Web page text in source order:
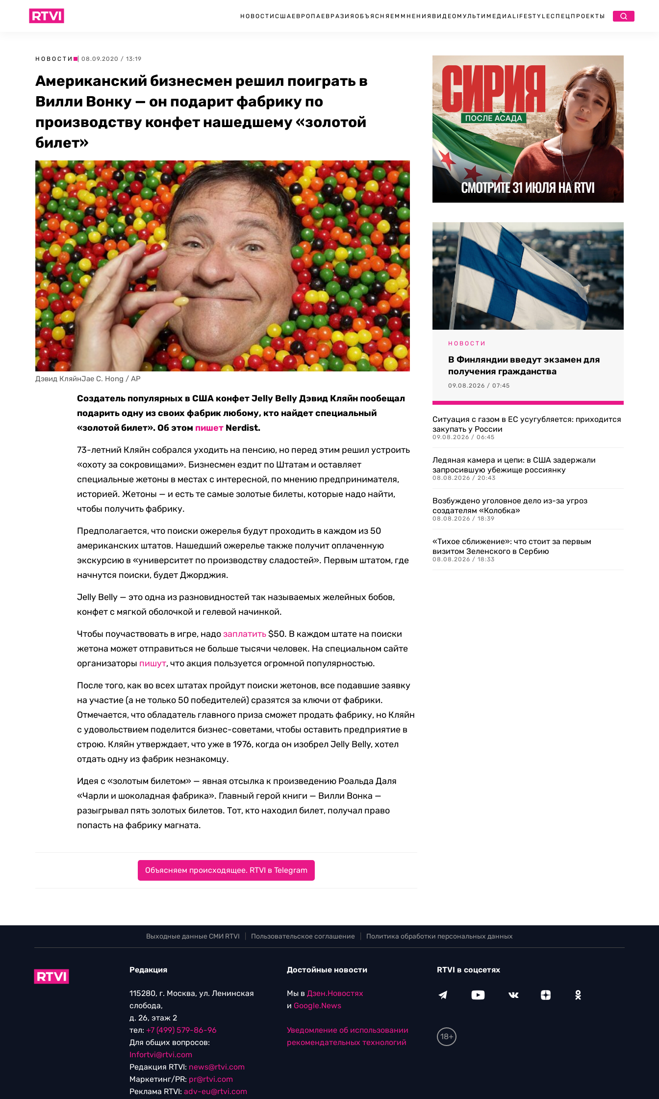
НОВОСТИ США ЕВРОПА ЕВРАЗИЯ ОБЪЯСНЯЕМ МНЕНИЯ ВИДЕО МУЛЬТИМЕДИА LIFESTYLEСПЕЦПРОЕКТЫ
НОВОСТИ | 08.09.2020 / 13:19
Американский бизнесмен решил поиграть в
Вилли Вонку — он подарит фабрику по
производству конфет нашедшему «золотой
билет»
Дэвид КляйнJae C. Hong / AP
Создатель популярных в США конфет Jelly Belly Дэвид Кляйн пообещал
подарить одну из своих фабрик любому, кто найдет специальный
«золотой билет». Об этом пишет Nerdist.
73-летний Кляйн собрался уходить на пенсию, но перед этим решил устроить
«охоту за сокровищами». Бизнесмен ездит по Штатам и оставляет
специальные жетоны в местах с интересной, по мнению предпринимателя,
историей. Жетоны — и есть те самые золотые билеты, которые надо найти,
чтобы получить фабрику.
Предполагается, что поиски ожерелья будут проходить в каждом из 50
американских штатов. Нашедший ожерелье также получит оплаченную
экскурсию в «университет по производству сладостей». Первым штатом, где
начнутся поиски, будет Джорджия.
Jelly Belly — это одна из разновидностей так называемых желейных бобов,
конфет с мягкой оболочкой и гелевой начинкой.
Чтобы поучаствовать в игре, надозаплатить$50. В каждом штате на поиски
жетона может отправиться не больше тысячи человек. На специальном сайте
организаторы пишут, что акция пользуется огромной популярностью.
После того, как во всех штатах пройдут поиски жетонов, все подавшие заявку
на участие (а не только 50 победителей) сразятся за ключи от фабрики.
Отмечается, что обладатель главного приза сможет продать фабрику, но Кляйн
с удовольствием поделится бизнес-советами, чтобы оставить предприятие в
строю. Кляйн утверждает, что уже в 1976, когда он изобрел Jelly Belly, хотел
отдать одну из фабрик незнакомцу.
Идея с «золотым билетом» — явная отсылка к произведению Роальда Даля
«Чарли и шоколадная фабрика». Главный герой книги — Вилли Вонка —
разыгрывал пять золотых билетов. Тот, кто находил билет, получал право
попасть на фабрику магната.
Объясняем происходящее. RTVI в Telegram
НОВОСТИ
В Финляндии введут экзамен для
получения гражданства
09.08.2026 / 07:45
Ситуация с газом в ЕС усугубляется: приходится
закупать у России
09.08.2026 / 06:45
Ледяная камера и цепи: в США задержали
запросившую убежище россиянку
08.08.2026 / 20:43
Возбуждено уголовное дело из-за угроз
создателям «Колобка»
08.08.2026 / 18:39
«Тихое сближение»: что стоит за первым
визитом Зеленского в Сербию
08.08.2026 / 18:33
Выходные данные СМИ RTVI Пользовательское соглашение Политика обработки персональных данных
Редакция
115280, г. Москва, ул. Ленинская
слобода,
д. 26, этаж 2
тел: +7 (499) 579-86-96
Для общих вопросов:
Infortvi@rtvi.com
Редакция RTVI: news@rtvi.com
Маркетинг/PR: pr@rtvi.com
Реклама RTVI: adv-eu@rtvi.com
Достойные новости
Мы в Дзен.Новостях
и Google.News
Уведомление об использовании
рекомендательных технологий
RTVI в соцсетях
18+